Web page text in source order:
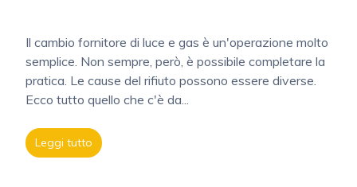
Il cambio fornitore di luce e gas è un'operazione molto
semplice. Non sempre, però, è possibile completare la
pratica. Le cause del rifiuto possono essere diverse.
Ecco tutto quello che c'è da...
Leggi tutto